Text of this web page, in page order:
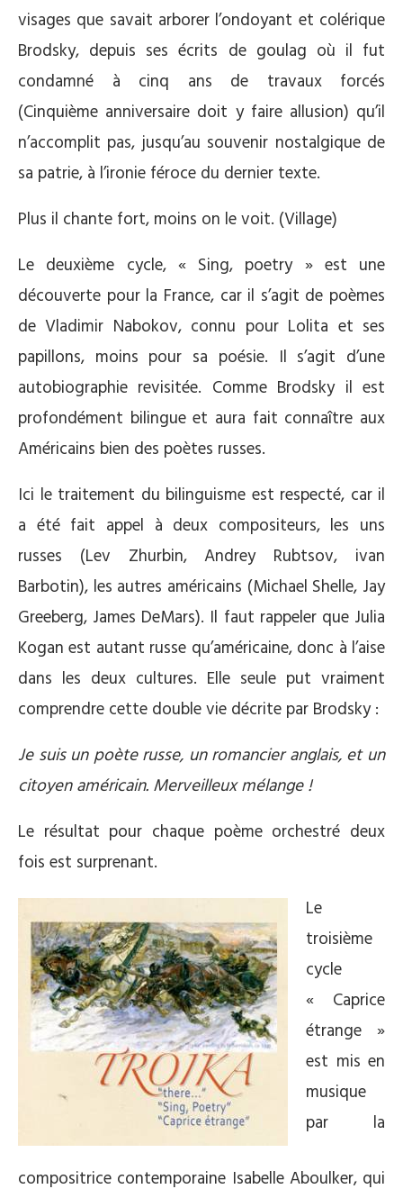
visages que savait arborer l’ondoyant et colérique
Brodsky, depuis ses écrits de goulag où il fut
condamné à cinq ans de travaux forcés
(Cinquième anniversaire doit y faire allusion) qu’il
n’accomplit pas, jusqu’au souvenir nostalgique de
sa patrie, à l’ironie féroce du dernier texte.
Plus il chante fort, moins on le voit. (Village)
Le deuxième cycle, « Sing, poetry » est une
découverte pour la France, car il s’agit de poèmes
de Vladimir Nabokov, connu pour Lolita et ses
papillons, moins pour sa poésie. Il s’agit d’une
autobiographie revisitée. Comme Brodsky il est
profondément bilingue et aura fait connaître aux
Américains bien des poètes russes.
Ici le traitement du bilinguisme est respecté, car il
a été fait appel à deux compositeurs, les uns
russes (Lev Zhurbin, Andrey Rubtsov, ivan
Barbotin), les autres américains (Michael Shelle, Jay
Greeberg, James DeMars). Il faut rappeler que Julia
Kogan est autant russe qu’américaine, donc à l’aise
dans les deux cultures. Elle seule put vraiment
comprendre cette double vie décrite par Brodsky :
Je suis un poète russe, un romancier anglais, et un
citoyen américain. Merveilleux mélange !
Le résultat pour chaque poème orchestré deux
fois est surprenant.
Le
troisième
cycle
« Caprice
étrange »
est mis en
musique
par la
compositrice contemporaine Isabelle Aboulker, qui